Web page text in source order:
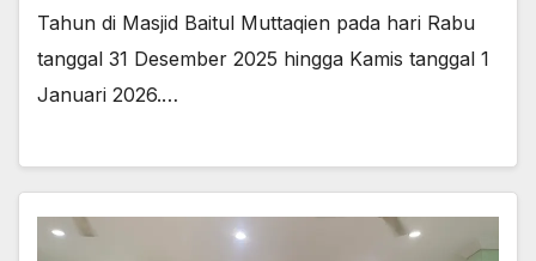
Tahun di Masjid Baitul Muttaqien pada hari Rabu
tanggal 31 Desember 2025 hingga Kamis tanggal 1
Januari 2026.…